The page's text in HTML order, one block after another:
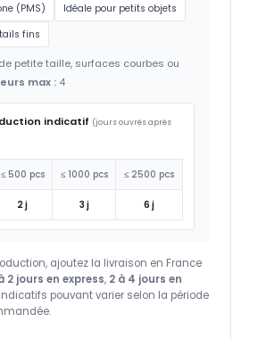
(PMS)
Idéale pour petits objets
fins
petite taille, surfaces courbes ou
max : 4
indicatif (jours ouvrés après
≤ 500 pcs ≤ 1000 pcs ≤ 2500 pcs
2 j 3 j 6 j
ajoutez la livraison en France
2 jours en express, 2 à 4 jours en
pouvant varier selon la période